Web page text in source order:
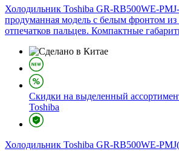
Холодильник Toshiba GR-RB500WE-
продуманная модель с белым фронтом из
отпечатков пальцев. Компактные
Скидки на выделенный
Toshiba
Холодильник Toshiba GR-RB500WE-